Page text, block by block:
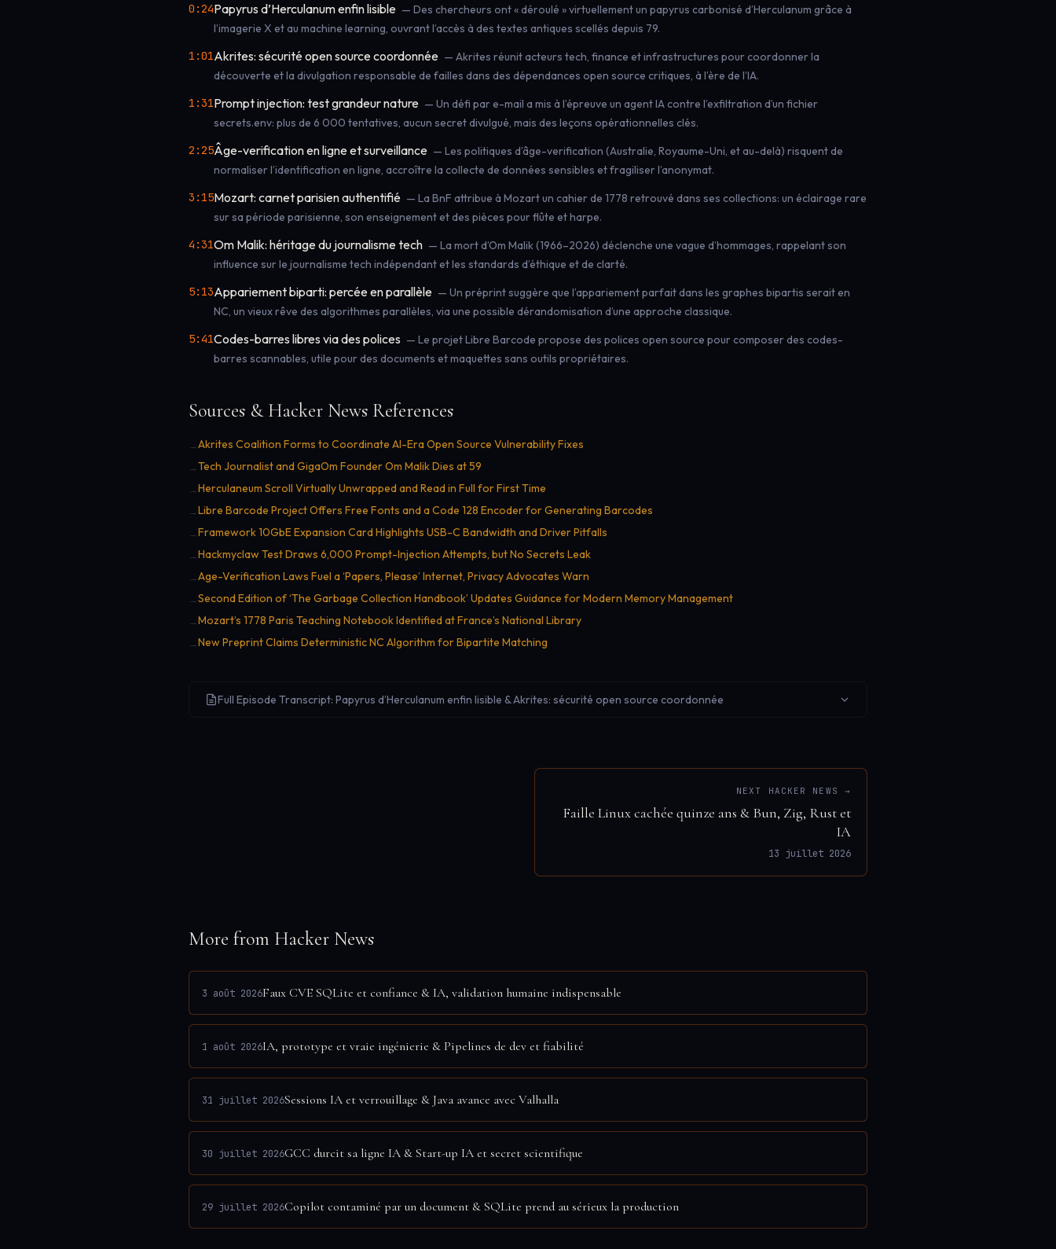
0:24Papyrus d’Herculanum enfin lisible — Des chercheurs ont « déroulé » virtuellement un papyrus carbonisé d’Herculanum grâce à
l’imagerie X et au machine learning, ouvrant l’accès à des textes antiques scellés depuis 79.
1:01Akrites: sécurité open source coordonnée — Akrites réunit acteurs tech, finance et infrastructures pour coordonner la
découverte et la divulgation responsable de failles dans des dépendances open source critiques, à l’ère de l’IA.
1:31Prompt injection: test grandeur nature — Un défi par e-mail a mis à l’épreuve un agent IA contre l’exfiltration d’un fichier
secrets.env: plus de 6 000 tentatives, aucun secret divulgué, mais des leçons opérationnelles clés.
2:25Âge-verification en ligne et surveillance — Les politiques d’âge-verification (Australie, Royaume-Uni, et au-delà) risquent de
normaliser l’identification en ligne, accroître la collecte de données sensibles et fragiliser l’anonymat.
3:15Mozart: carnet parisien authentifié — La BnF attribue à Mozart un cahier de 1778 retrouvé dans ses collections: un éclairage rare
sur sa période parisienne, son enseignement et des pièces pour flûte et harpe.
4:31Om Malik: héritage du journalisme tech — La mort d’Om Malik (1966–2026) déclenche une vague d’hommages, rappelant son
influence sur le journalisme tech indépendant et les standards d’éthique et de clarté.
5:13Appariement biparti: percée en parallèle — Un préprint suggère que l’appariement parfait dans les graphes bipartis serait en
NC, un vieux rêve des algorithmes parallèles, via une possible dérandomisation d’une approche classique.
5:41Codes-barres libres via des polices — Le projet Libre Barcode propose des polices open source pour composer des codes-
barres scannables, utile pour des documents et maquettes sans outils propriétaires.
Sources & Hacker News References
→ Akrites Coalition Forms to Coordinate AI-Era Open Source Vulnerability Fixes
→ Tech Journalist and GigaOm Founder Om Malik Dies at 59
→ Herculaneum Scroll Virtually Unwrapped and Read in Full for First Time
→ Libre Barcode Project Offers Free Fonts and a Code 128 Encoder for Generating Barcodes
→ Framework 10GbE Expansion Card Highlights USB-C Bandwidth and Driver Pitfalls
→ Hackmyclaw Test Draws 6,000 Prompt-Injection Attempts, but No Secrets Leak
→ Age-Verification Laws Fuel a ‘Papers, Please’ Internet, Privacy Advocates Warn
→ Second Edition of ‘The Garbage Collection Handbook’ Updates Guidance for Modern Memory Management
→ Mozart’s 1778 Paris Teaching Notebook Identified at France’s National Library
→ New Preprint Claims Deterministic NC Algorithm for Bipartite Matching
Full Episode Transcript: Papyrus d’Herculanum enfin lisible & Akrites: sécurité open source coordonnée
NEXT HACKER NEWS →
Faille Linux cachée quinze ans & Bun, Zig, Rust et
IA
13 juillet 2026
More from Hacker News
3 août 2026Faux CVE SQLite et confiance & IA, validation humaine indispensable
1 août 2026IA, prototype et vraie ingénierie & Pipelines de dev et fiabilité
31 juillet 2026Sessions IA et verrouillage & Java avance avec Valhalla
30 juillet 2026GCC durcit sa ligne IA & Start-up IA et secret scientifique
29 juillet 2026Copilot contaminé par un document & SQLite prend au sérieux la production